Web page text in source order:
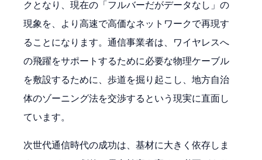
クとなり、現在の「フルバーだがデータなし」の
現象を、より高速で高価なネットワークで再現す
ることになります。通信事業者は、ワイヤレスへ
の飛躍をサポートするために必要な物理ケーブル
を敷設するために、歩道を掘り起こし、地方自治
体のゾーニング法を交渉するという現実に直面し
ています。
次世代通信時代の成功は、基材に大きく依存しま